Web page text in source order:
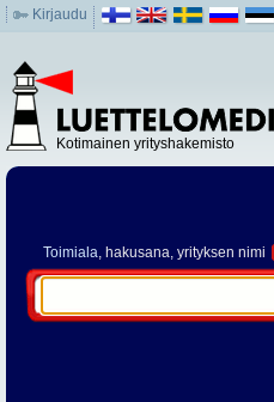
Kirjaudu
Kotimainen yrityshakemisto
Toimiala, hakusana, yrityksen nimi